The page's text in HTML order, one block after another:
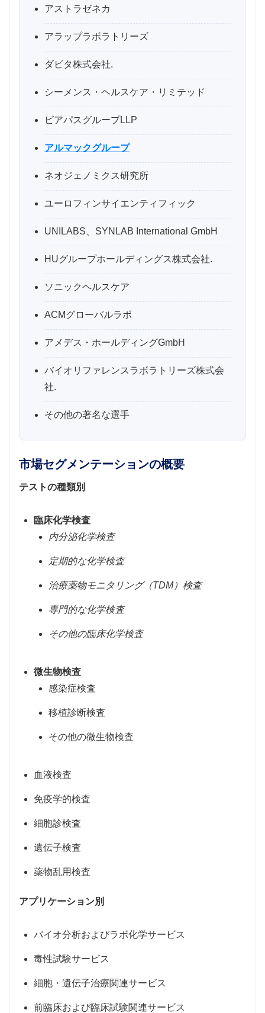
アストラゼネカ
アラップラボラトリーズ
ダビタ株式会社.
シーメンス・ヘルスケア・リミテッド
ビアパスグループLLP
アルマックグループ
ネオジェノミクス研究所
ユーロフィンサイエンティフィック
UNILABS、SYNLAB International GmbH
HUグループホールディングス株式会社.
ソニックヘルスケア
ACMグローバルラボ
アメデス・ホールディングGmbH
バイオリファレンスラボラトリーズ株式会
社.
その他の著名な選手
市場セグメンテーションの概要
テストの種類別
臨床化学検査
内分泌化学検査
定期的な化学検査
治療薬物モニタリング（TDM）検査
専門的な化学検査
その他の臨床化学検査
微生物検査
感染症検査
移植診断検査
その他の微生物検査
血液検査
免疫学的検査
細胞診検査
遺伝子検査
薬物乱用検査
アプリケーション別
バイオ分析およびラボ化学サービス
毒性試験サービス
細胞・遺伝子治療関連サービス
前臨床および臨床試験関連サービス